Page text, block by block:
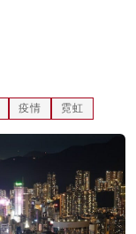
疫情 霓虹